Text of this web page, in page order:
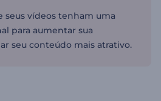
seus vídeos tenham uma
para aumentar sua
seu conteúdo mais atrativo.